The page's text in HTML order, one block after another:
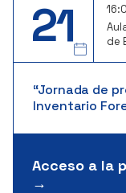
21
de
“Jornada de
Inventario
Acceso a la
→